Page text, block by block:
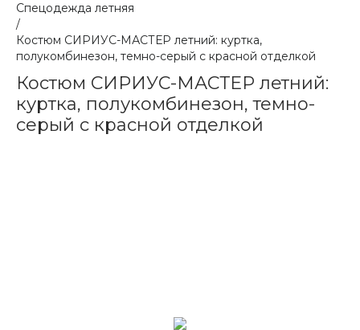
Спецодежда летняя
/
Костюм СИРИУС-МАСТЕР летний: куртка,
полукомбинезон, темно-серый с красной отделкой
Костюм СИРИУС-МАСТЕР летний:
куртка, полукомбинезон, темно-
серый с красной отделкой